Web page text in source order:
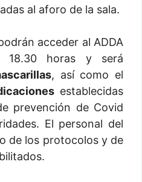
al aforo de la sala.
acceder al ADDA
horas y será
, así como el
establecidas
prevención de Covid
El personal del
de los protocolos y de